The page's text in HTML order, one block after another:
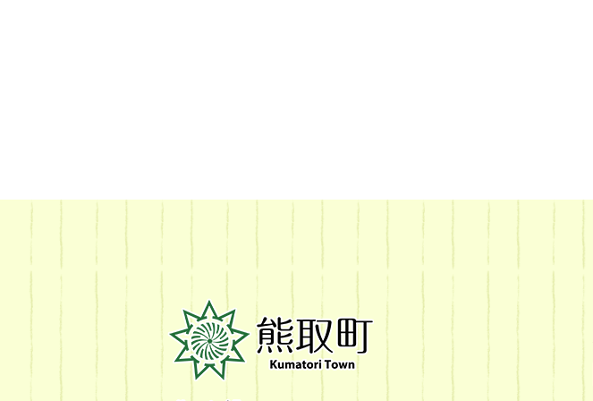
町
Kumatori
Town
Official